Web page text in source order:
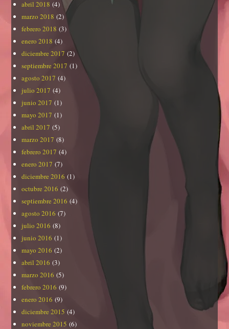
abril 2018 (4)
marzo 2018 (2)
febrero 2018 (3)
enero 2018 (4)
diciembre 2017 (2)
septiembre 2017 (1)
agosto 2017 (4)
julio 2017 (4)
junio 2017 (1)
mayo 2017 (1)
abril 2017 (5)
marzo 2017 (8)
febrero 2017 (4)
enero 2017 (7)
diciembre 2016 (1)
octubre 2016 (2)
septiembre 2016 (4)
agosto 2016 (7)
julio 2016 (8)
junio 2016 (1)
mayo 2016 (2)
abril 2016 (3)
marzo 2016 (5)
febrero 2016 (9)
enero 2016 (9)
diciembre 2015 (4)
noviembre 2015 (6)